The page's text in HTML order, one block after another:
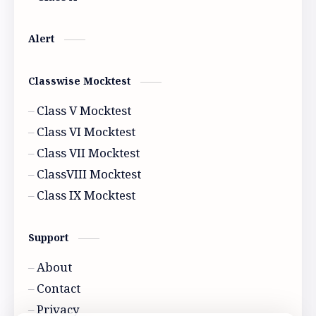
Alert
Classwise Mocktest
Class V Mocktest
Class VI Mocktest
Class VII Mocktest
ClassVIII Mocktest
Class IX Mocktest
Support
About
Contact
Privacy